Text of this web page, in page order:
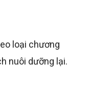
loại chương
nuôi dưỡng lại.